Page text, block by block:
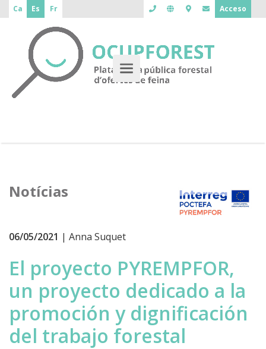
Ca Es Fr Acceso
Notícias
06/05/2021 | Anna Suquet
El proyecto PYREMPFOR,
un proyecto dedicado a la
promoción y dignificación
del trabajo forestal